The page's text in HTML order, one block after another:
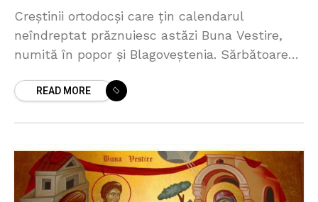
Creştinii ortodocşi care țin calendarul
neîndreptat prăznuiesc astăzi Buna Vestire,
numită în popor și Blagoveștenia. Sărbătoarea
Gavriil îi spune Fecioarei Maria că a fost
READ MORE